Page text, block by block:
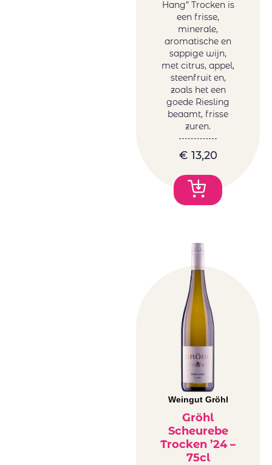
Hang” Trocken is
een frisse,
minerale,
aromatische en
sappige wijn,
met citrus, appel,
steenfruit en,
zoals het een
goede Riesling
beaamt, frisse
zuren.
€ 13,20
Weingut Gröhl
Gröhl
Scheurebe
Trocken ’24 –
75cl